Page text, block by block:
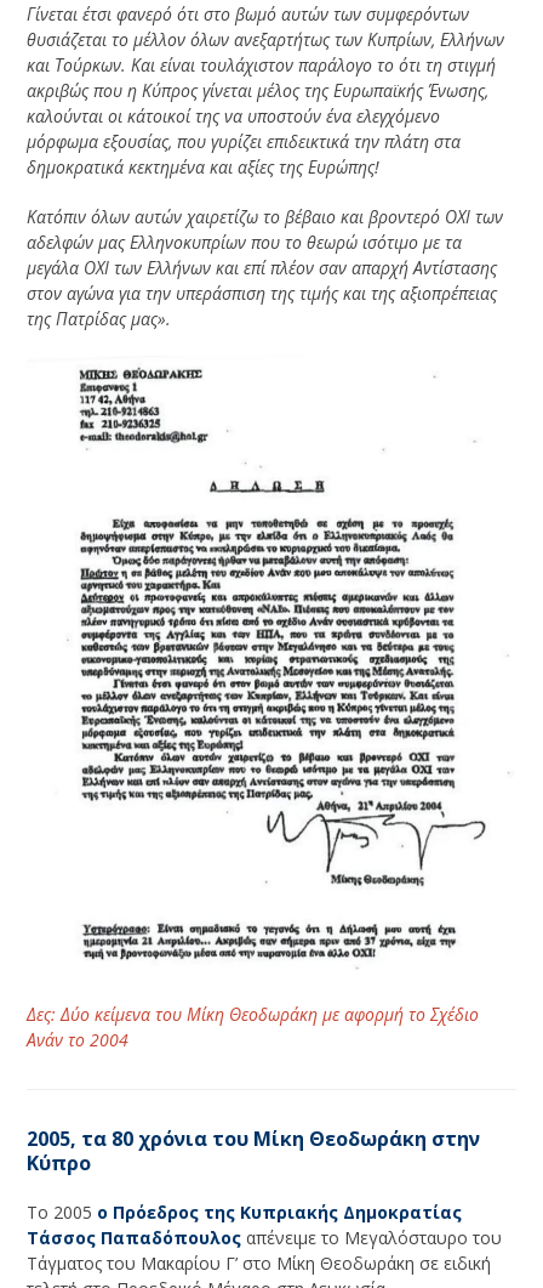
Γίνεται έτσι φανερό ότι στο βωμό αυτών των συμφερόντων
θυσιάζεται το μέλλον όλων ανεξαρτήτως των Κυπρίων, Ελλήνων
και Τούρκων. Και είναι τουλάχιστον παράλογο το ότι τη στιγμή
ακριβώς που η Κύπρος γίνεται μέλος της Ευρωπαϊκής Ένωσης,
καλούνται οι κάτοικοί της να υποστούν ένα ελεγχόμενο
μόρφωμα εξουσίας, που γυρίζει επιδεικτικά την πλάτη στα
δημοκρατικά κεκτημένα και αξίες της Ευρώπης!
Κατόπιν όλων αυτών χαιρετίζω το βέβαιο και βροντερό ΟΧΙ των
αδελφών μας Ελληνοκυπρίων που το θεωρώ ισότιμο με τα
μεγάλα ΟΧΙ των Ελλήνων και επί πλέον σαν απαρχή Αντίστασης
στον αγώνα για την υπεράσπιση της τιμής και της αξιοπρέπειας
της Πατρίδας μας».
Δες: Δύο κείμενα του Μίκη Θεοδωράκη με αφορμή το Σχέδιο
Ανάν το 2004
2005, τα 80 χρόνια του Μίκη Θεοδωράκη στην
Κύπρο
Το 2005 ο Πρόεδρος της Κυπριακής Δημοκρατίας
Τάσσος Παπαδόπουλος απένειμε το Μεγαλόσταυρο του
Τάγματος του Μακαρίου Γ’ στο Μίκη Θεοδωράκη σε ειδική